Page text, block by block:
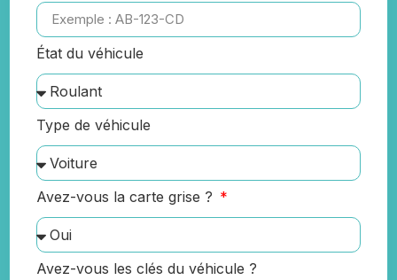
État du véhicule
Type de véhicule
Avez-vous la carte grise ?
Avez-vous les clés du véhicule ?